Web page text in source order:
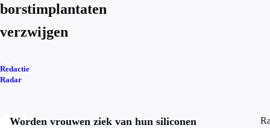
borstimplantaten
verzwijgen
Redactie
Radar
Worden vrouwen ziek van hun siliconen